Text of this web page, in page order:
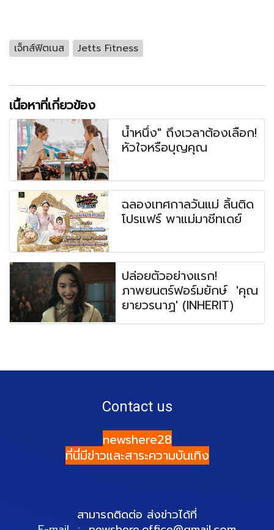
เจ็ทส์ฟิตเนส Jetts Fitness
เนื้อหาที่เกี่ยวข้อง
น้ำหนึ่ง" ถึงเวลาต้องเลือก!
หัวใจหรือบุญคุณ
ฉลองเทศกาลวันแม่ ลิ้นติด
โปรแฟร์ พาแม่มาชีทเดย์
ปล่อยตัวอย่างแรก!
ภาพยนตร์ฟอร์มยักษ์ 'คุณ
ยายวรนาฏ' (INHERIT)
Contact us
newshere28
ที่นี่มีข่าวและสาระความบันเทิง
สามารถติดต่อ ส่งข่าวได้ที่